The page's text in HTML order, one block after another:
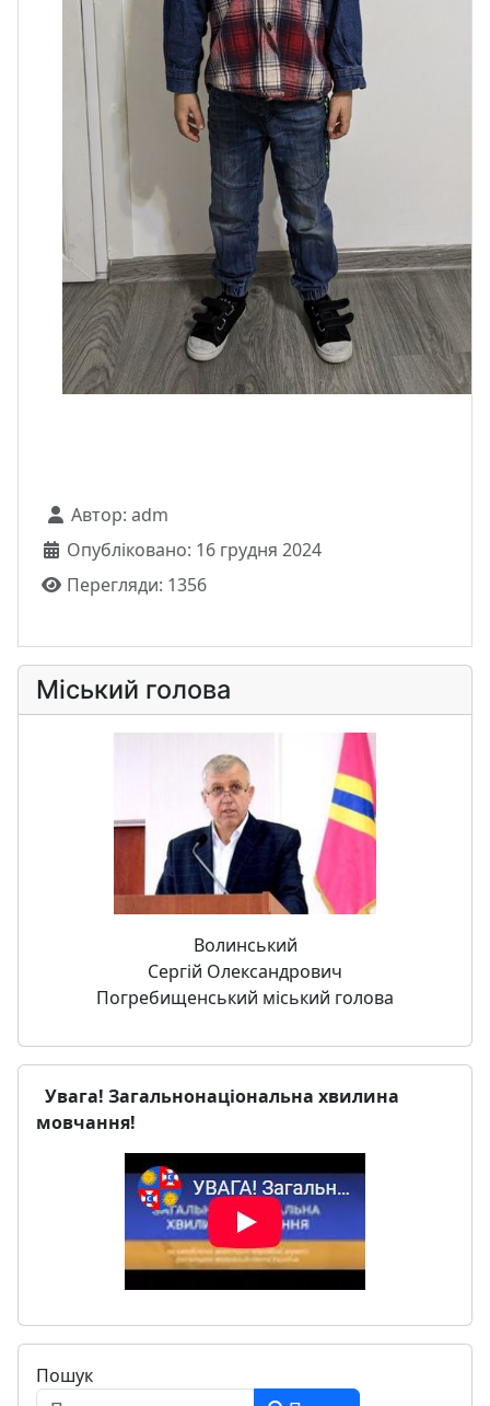
Автор: adm
Опубліковано: 16 грудня 2024
Перегляди: 1356
Міський голова
Волинський
Сергій Олександрович
Погребищенський міський голова
Увага! Загальнонаціональна хвилина
мовчання!
Пошук